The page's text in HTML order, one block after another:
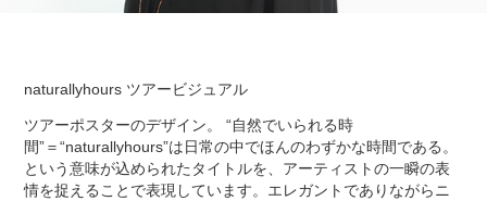
naturallyhours ツアービジュアル
ツアーポスターのデザイン。 “自然でいられる時
間”＝“naturallyhours”は日常の中でほんのわずかな時間である。
という意味が込められたタイトルを、アーティストの一瞬の表
情を捉えることで表現しています。エレガントでありながらニ